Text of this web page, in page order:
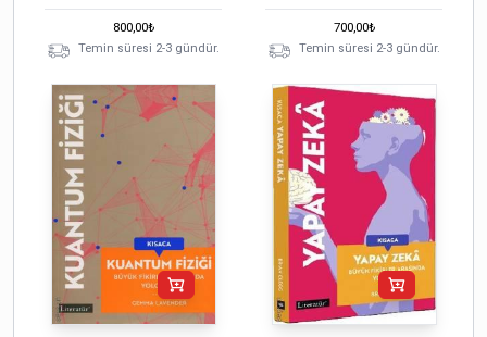
800,00₺
Temin süresi 2-3 gündür.
700,00₺
Temin süresi 2-3 gündür.